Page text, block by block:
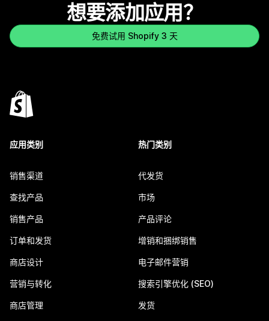
想要添加应用？
免费试用 Shopify 3 天
应用类别
销售渠道
查找产品
销售产品
订单和发货
商店设计
营销与转化
商店管理
热门类别
代发货
市场
产品评论
增销和捆绑销售
电子邮件营销
搜索引擎优化 (SEO)
发货